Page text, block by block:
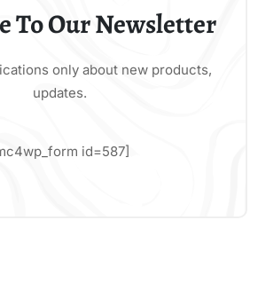
To Our Newsletter
only about new products,
updates.
id=587]